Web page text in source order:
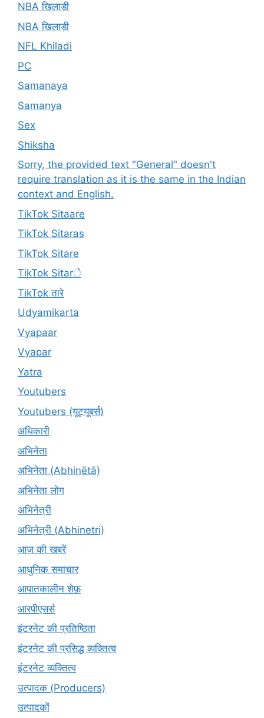
NBA खिलाड़ी
NBA खिलाड़ी
NFL Khiladi
PC
Samanaya
Samanya
Sex
Shiksha
Sorry, the provided text "General" doesn't
require translation as it is the same in the Indian
context and English.
TikTok Sitaare
TikTok Sitaras
TikTok Sitare
TikTok Sitarे
TikTok तारे
Udyamikarta
Vyapaar
Vyapar
Yatra
Youtubers
Youtubers (यूट्यूबर्स)
अधिकारी
अभिनेता
अभिनेता (Abhinētā)
अभिनेता लोग
अभिनेत्री
अभिनेत्री (Abhinetri)
आज की खबरें
आधुनिक समाचार
आपातकालीन शेफ़
आरपीएसर्स
इंटरनेट की प्रतिष्ठिता
इंटरनेट की प्रसिद्ध व्यक्तित्व
इंटरनेट व्यक्तित्व
उत्पादक (Producers)
उत्पादकों